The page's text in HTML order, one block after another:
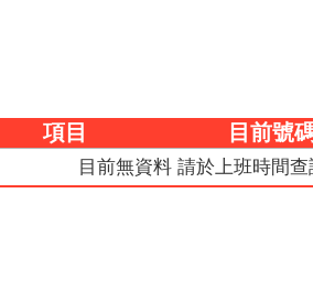
項目 目前號
目前無資料 請於上班時間查